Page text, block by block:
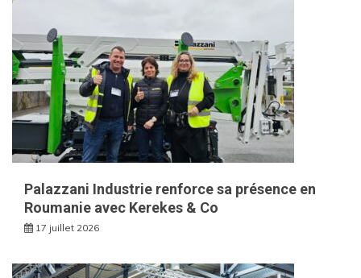
Palazzani Industrie renforce sa présence en
Roumanie avec Kerekes & Co
17 juillet 2026